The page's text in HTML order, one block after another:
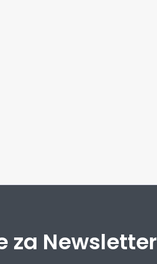
za Newsletter